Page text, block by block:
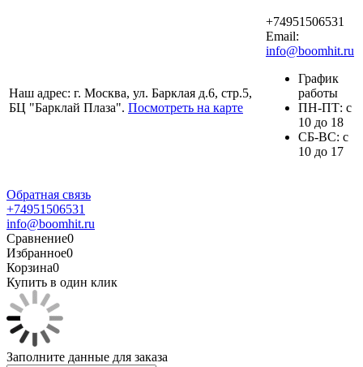
Наш адрес: г. Москва, ул. Барклая д.6, стр.5,
БЦ "Барклай Плаза". Посмотреть на карте
+74951506531
Email:
info@boomhit.ru
График
работы
ПH-ПТ: с
10 до 18
СБ-ВС: с
10 до 17
Обратная связь
+74951506531
info@boomhit.ru
Сравнение0
Избранное0
Корзина0
Купить в один клик
Заполните данные для заказа